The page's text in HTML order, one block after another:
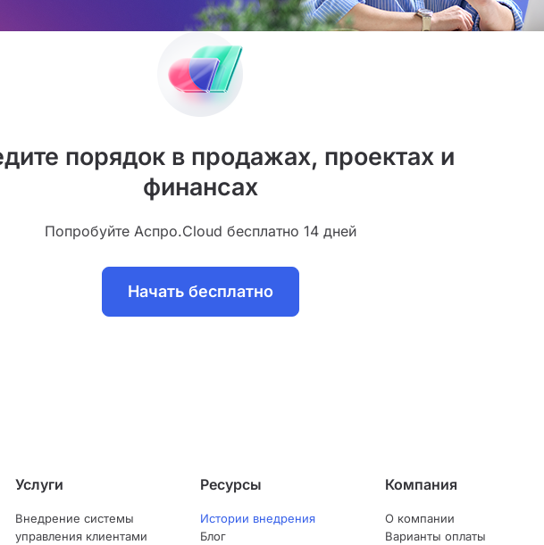
порядок в продажах, проектах и
финансах
Попробуйте Аспро.Cloud бесплатно 14 дней
Начать бесплатно
Услуги
Внедрение системы
управления клиентами
Ресурсы
Истории внедрения
Блог
Компания
О компании
Варианты оплаты